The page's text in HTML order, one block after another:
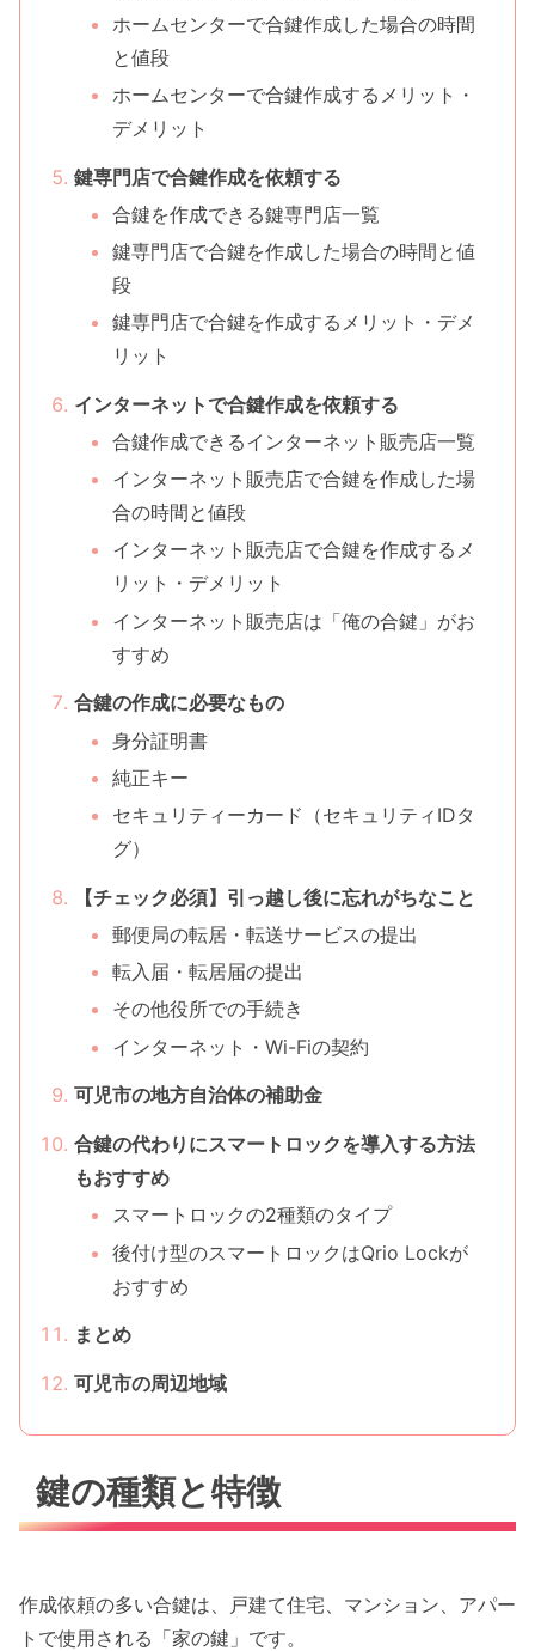
ホームセンターで合鍵作成した場合の時間
と値段
ホームセンターで合鍵作成するメリット・
デメリット
鍵専門店で合鍵作成を依頼する
合鍵を作成できる鍵専門店一覧
鍵専門店で合鍵を作成した場合の時間と値
段
鍵専門店で合鍵を作成するメリット・デメ
リット
インターネットで合鍵作成を依頼する
合鍵作成できるインターネット販売店一覧
インターネット販売店で合鍵を作成した場
合の時間と値段
インターネット販売店で合鍵を作成するメ
リット・デメリット
インターネット販売店は「俺の合鍵」がお
すすめ
合鍵の作成に必要なもの
身分証明書
純正キー
セキュリティーカード（セキュリティIDタ
グ）
【チェック必須】引っ越し後に忘れがちなこと
郵便局の転居・転送サービスの提出
転入届・転居届の提出
その他役所での手続き
インターネット・Wi-Fiの契約
可児市の地方自治体の補助金
合鍵の代わりにスマートロックを導入する方法
もおすすめ
スマートロックの2種類のタイプ
後付け型のスマートロックはQrio Lockが
おすすめ
まとめ
可児市の周辺地域
鍵の種類と特徴
作成依頼の多い合鍵は、戸建て住宅、マンション、アパー
トで使用される「家の鍵」です。